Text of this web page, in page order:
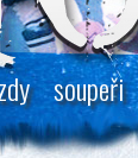
soupeři